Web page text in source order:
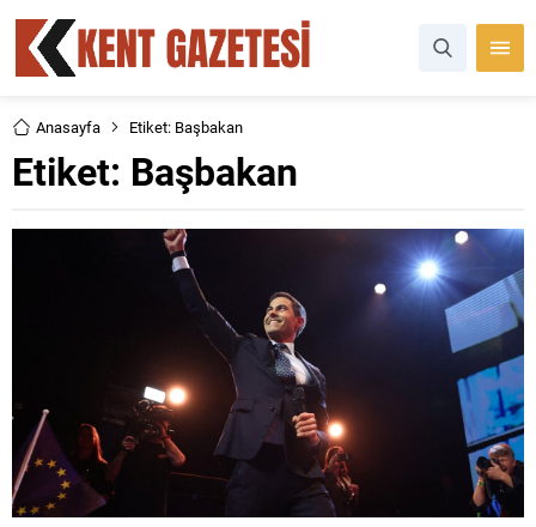
Anasayfa Etiket: Başbakan
Etiket: Başbakan